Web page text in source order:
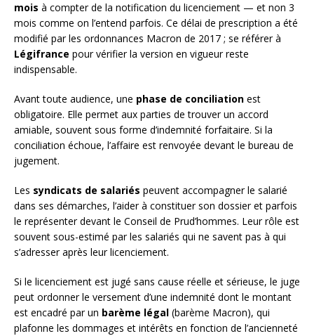
mois à compter de la notification du licenciement — et non 3
mois comme on l’entend parfois. Ce délai de prescription a été
modifié par les ordonnances Macron de 2017 ; se référer à
Légifrance pour vérifier la version en vigueur reste
indispensable.
Avant toute audience, une phase de conciliation est
obligatoire. Elle permet aux parties de trouver un accord
amiable, souvent sous forme d’indemnité forfaitaire. Si la
conciliation échoue, l’affaire est renvoyée devant le bureau de
jugement.
Les syndicats de salariés peuvent accompagner le salarié
dans ses démarches, l’aider à constituer son dossier et parfois
le représenter devant le Conseil de Prud’hommes. Leur rôle est
souvent sous-estimé par les salariés qui ne savent pas à qui
s’adresser après leur licenciement.
Si le licenciement est jugé sans cause réelle et sérieuse, le juge
peut ordonner le versement d’une indemnité dont le montant
est encadré par un barème légal (barème Macron), qui
plafonne les dommages et intérêts en fonction de l’ancienneté